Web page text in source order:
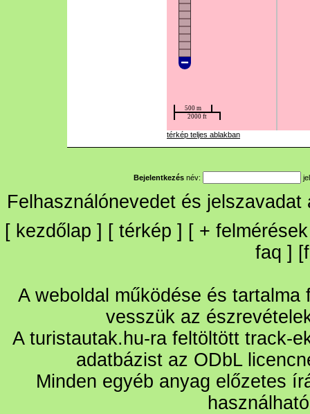
térkép teljes ablakban
Bejelentkezés név:
Felhasználónevedet és
[ kezdőlap ] [ térkép ] [ + felmérések
faq ] [
A weboldal működése és
vesszük az
A turistautak.hu-ra feltöltött track-
adatbázist az ODbL
Minden egyéb anyag előzetes